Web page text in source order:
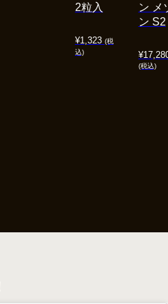
¥1,323 (税
込)
2粒入
¥
(税込)
ン メ
ン S2